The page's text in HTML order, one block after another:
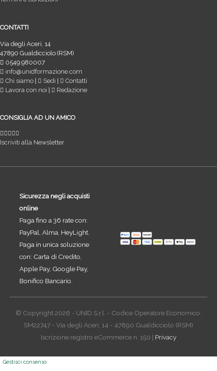
CONTATTI
Via degli Aceri, 14
47890 Gualdicciolo (RSM)
0549.980007
info@unidformazione.com
Chi siamo | Sedi |
Contatti
Lavora con noi | Redazione
CONSIGLIA AD UN AMICO
Iscriviti alla Newsletter
Sicurezza negli acquisti
online
Paga fino a 36 rate con:
PayPal, Alma, HeyLight.
Paga in unica soluzione
con: Carta di Credito,
Apple Pay, Google Pay,
Bonifico Bancario.
© Copyright 2026 - UNID S.r.l. - Codice Operatore Economico:
SM22747 - Via degli Aceri, 14 - 47890 Gualdicciolo (RSM)
Iscrizione registro eCommerce n. 150 | Privacy
Gestisci consenso